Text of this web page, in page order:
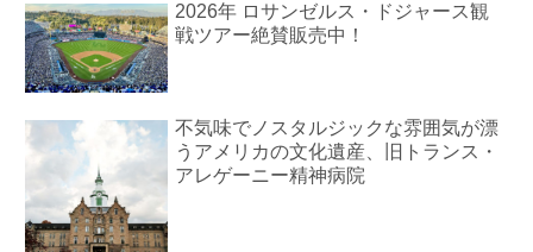
2026年 ロサンゼルス・ドジャース観
戦ツアー絶賛販売中！
不気味でノスタルジックな雰囲気が漂
うアメリカの文化遺産、旧トランス・
アレゲーニー精神病院